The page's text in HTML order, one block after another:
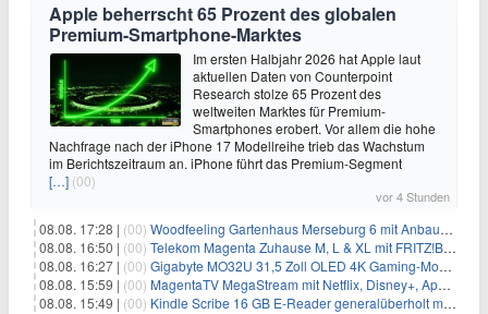
Apple beherrscht 65 Prozent des globalen
Premium-Smartphone-Marktes
Im ersten Halbjahr 2026 hat Apple laut
aktuellen Daten von Counterpoint
Research stolze 65 Prozent des
weltweiten Marktes für Premium-
Smartphones erobert. Vor allem die hohe
Nachfrage nach der iPhone 17 Modellreihe trieb das Wachstum
im Berichtszeitraum an. iPhone führt das Premium-Segment
[…] (00)
vor 4 Stunden
08.08. 17:28 | (00) Woodfeeling Gartenhaus Merseburg 6 mit Anbaudach für 1.048€
08.08. 16:50 | (00) Telekom Magenta Zuhause M, L & XL mit FRITZ!Box 7690 für 1€ und 220€ Bonus (effektiv ab 19,74€/Monat)
08.08. 16:27 | (00) Gigabyte MO32U 31,5 Zoll OLED 4K Gaming-Monitor für 549€
08.08. 15:59 | (00) MagentaTV MegaStream mit Netflix, Disney+, Apple TV+ & RTL+ für 30€/Monat (effektiv 20,83€/Monat)
08.08. 15:49 | (00) Kindle Scribe 16 GB E-Reader generalüberholt mit Eingabestift für 197,99€